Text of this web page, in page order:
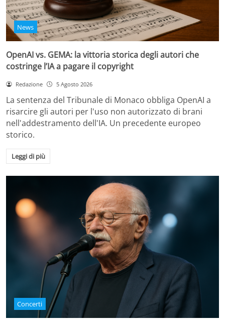
News
OpenAI vs. GEMA: la vittoria storica degli autori che
costringe l’IA a pagare il copyright
Redazione 5 Agosto 2026
La sentenza del Tribunale di Monaco obbliga OpenAI a
risarcire gli autori per l'uso non autorizzato di brani
nell'addestramento dell'IA. Un precedente europeo
storico.
Leggi di più
Concerti